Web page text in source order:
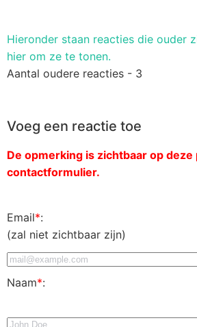
Hieronder staan ​​reacties die ouder
hier om ze te tonen.
Aantal oudere reacties - 3
Voeg een reactie toe
De opmerking is zichtbaar op deze
contactformulier.
Email*:
(zal niet zichtbaar zijn)
Naam*: